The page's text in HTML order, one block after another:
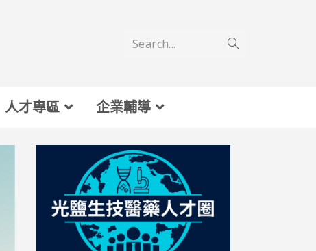
Search...
人才專區 企業輔導